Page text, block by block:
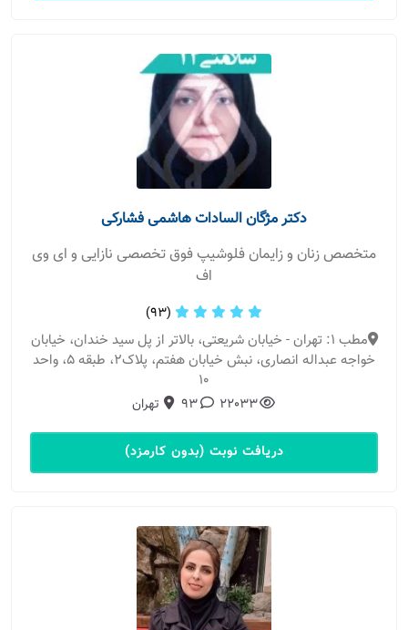
دکتر مژگان السادات هاشمی فشارکی
متخصص زنان و زایمان فلوشیپ فوق تخصصی نازایی و ای وی
اف
(93)
مطب 1: تهران - خیابان شریعتی، بالاتر از پل سید خندان، خیابان
خواجه عبداله انصاری، نبش خیابان هفتم، پلاک2، طبقه 5، واحد
10
22033
93 تهران
دریافت نوبت (بدون کارمزد)